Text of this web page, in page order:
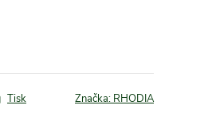
Tisk Značka: RHODIA